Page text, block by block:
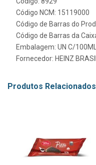
Código NCM: 15119000
Código de Barras do
Código de Barras da
Embalagem: UN C/100ML
Fornecedor: HEINZ BRASIL
Produtos Relacionados